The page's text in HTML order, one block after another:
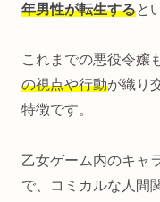
年男性が転生すると
これまでの悪役令嬢
の視点や行動が織り
特徴です。
乙女ゲーム内のキャ
で、コミカルな人間